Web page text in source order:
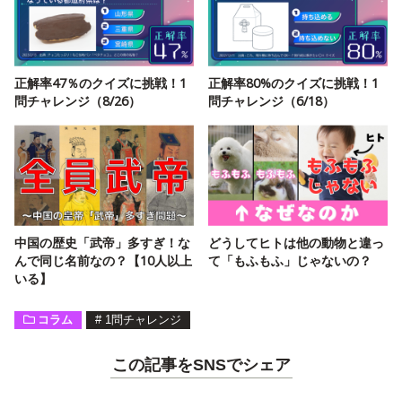
正解率47％のクイズに挑戦！1
問チャレンジ（8/26）
正解率80%のクイズに挑戦！1
問チャレンジ（6/18）
中国の歴史「武帝」多すぎ！な
んで同じ名前なの？【10人以上
いる】
どうしてヒトは他の動物と違っ
て「もふもふ」じゃないの？
コラム # 1問チャレンジ
この記事をSNSでシェア